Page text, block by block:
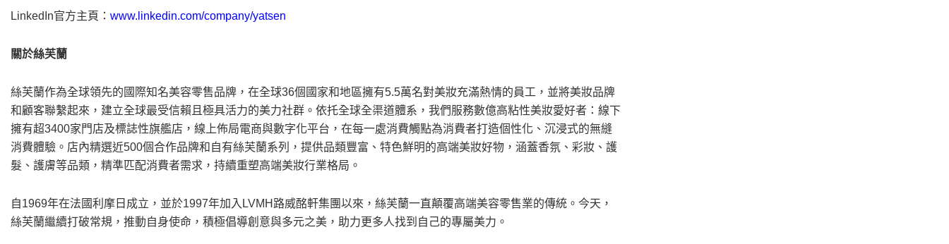
LinkedIn官方主頁： www.linkedin.com/company/yatsen
關於絲芙蘭
絲芙蘭作為全球領先的國際知名美容零售品牌，在全球36個國家和地區擁有5.5萬名對美妝充滿熱情的員工，並將美妝品牌
和顧客聯繫起來，建立全球最受信賴且極具活力的美力社群。依托全球全渠道體系，我們服務數億高粘性美妝愛好者：線下
擁有超3400家門店及標誌性旗艦店，線上佈局電商與數字化平台，在每一處消費觸點為消費者打造個性化、沉浸式的無縫
消費體驗。店內精選近500個合作品牌和自有絲芙蘭系列，提供品類豐富、特色鮮明的高端美妝好物，涵蓋香氛、彩妝、護
髮、護膚等品類，精準匹配消費者需求，持續重塑高端美妝行業格局。
自1969年在法國利摩日成立，並於1997年加入LVMH路威酩軒集團以來，絲芙蘭一直顛覆高端美容零售業的傳統。今天，
絲芙蘭繼續打破常規，推動自身使命，積極倡導創意與多元之美，助力更多人找到自己的專屬美力。